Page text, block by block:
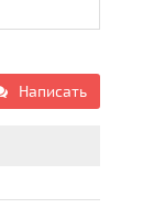
Написать